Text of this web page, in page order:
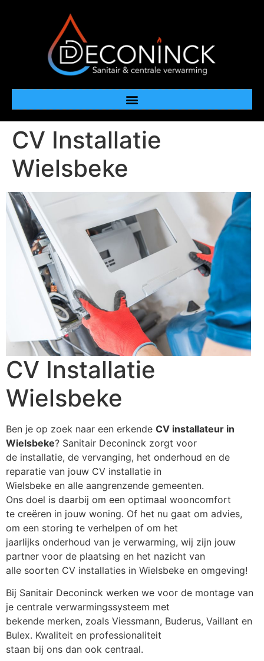
CV Installatie
Wielsbeke
CV Installatie
Wielsbeke
Ben je op zoek naar een erkende CV installateur in
Wielsbeke? Sanitair Deconinck zorgt voor
de installatie, de vervanging, het onderhoud en de
reparatie van jouw CV installatie in
Wielsbeke en alle aangrenzende gemeenten.
Ons doel is daarbij om een optimaal wooncomfort
te creëren in jouw woning. Of het nu gaat om advies,
om een storing te verhelpen of om het
jaarlijks onderhoud van je verwarming, wij zijn jouw
partner voor de plaatsing en het nazicht van
alle soorten CV installaties in Wielsbeke en omgeving!
Bij Sanitair Deconinck werken we voor de montage van
je centrale verwarmingssysteem met
bekende merken, zoals Viessmann, Buderus, Vaillant en
Bulex. Kwaliteit en professionaliteit
staan bij ons dan ook centraal.